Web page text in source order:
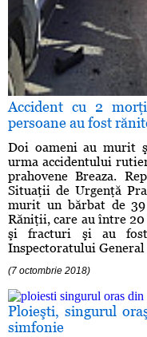
Accident cu 2
persoane au fost
Doi oameni au murit
urma accidentului
prahovene Breaza.
Situaţii de Urgenţă
murit un bărbat de
Răniţii, care au între
şi fracturi şi au
Inspectoratului
(7 octombrie 2018)
Ploieşti, singurul
simfonie